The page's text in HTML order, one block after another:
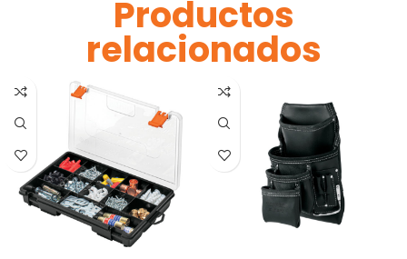
Productos
relacionados